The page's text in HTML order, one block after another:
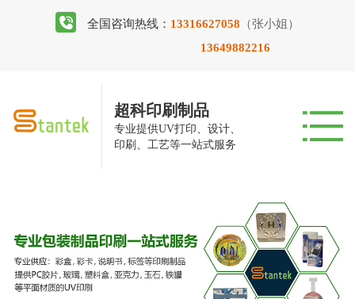
全国咨询热线： 13316627058 （张小姐）
13649882216
超科印刷制品
专业提供UV打印、设计、
印刷、工艺等一站式服务